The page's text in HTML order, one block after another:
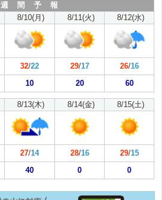
週 間 予 報
8/10(月) 8/11(火) 8/12(水)
32/22 29/17 26/16
10 20 60
8/13(木) 8/14(金) 8/15(土)
27/14 28/16 29/15
40 0 0